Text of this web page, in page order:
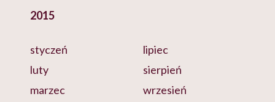
2015
styczeń
luty
marzec
lipiec
sierpień
wrzesień